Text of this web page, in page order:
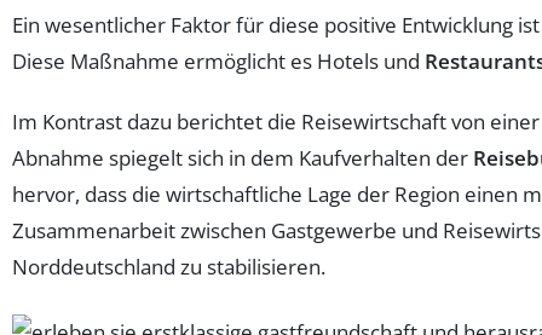
Ein wesentlicher Faktor für diese positive Entwicklung
Diese Maßnahme ermöglicht es Hotels und
Im Kontrast dazu berichtet die Reisewirtschaft von
Abnahme spiegelt sich in dem Kaufverhalten der
hervor, dass die wirtschaftliche Lage der Region
Zusammenarbeit zwischen Gastgewerbe und
Norddeutschland zu stabilisieren.